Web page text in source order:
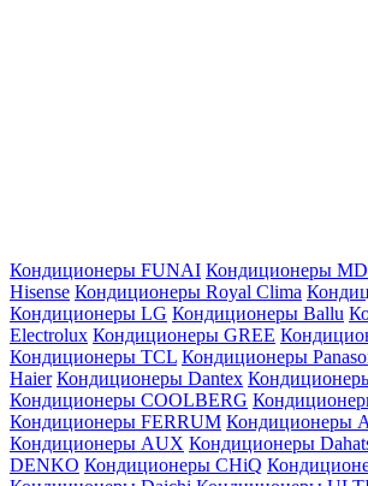
Кондиционеры FUNAI Кондиционеры
Hisense Кондиционеры Royal Clima
Кондиционеры LG Кондиционеры Ballu
Electrolux Кондиционеры GREE
Кондиционеры TCL Кондиционеры
Haier Кондиционеры Dantex
Кондиционеры СOOLBERG
Кондиционеры FERRUM Кондиционеры
Кондиционеры AUX Кондиционеры
DENKO Кондиционеры CHiQ